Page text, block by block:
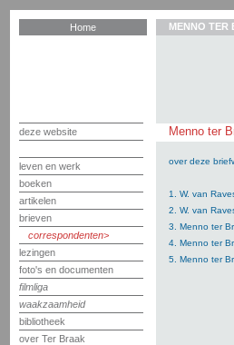
Home
deze website
leven en werk
boeken
artikelen
brieven
correspondenten
lezingen
foto's en documenten
filmliga
waakzaamheid
bibliotheek
over Ter Braak
MENNO TER
Menno ter
over deze
1. W. van
2. W. van
3. Menno ter
4. Menno ter
5. Menno ter